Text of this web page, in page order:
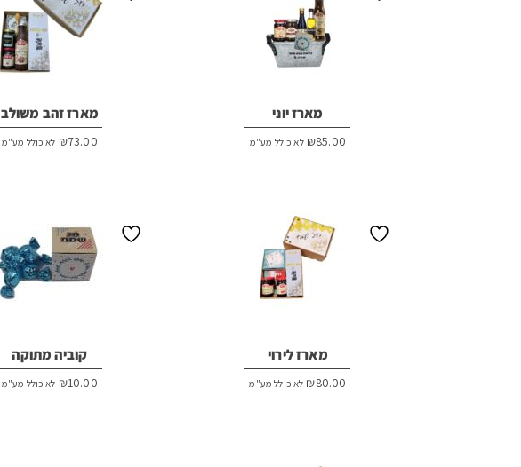
מארז יוני
₪85.00 לא כולל מע"מ
מארז זהב משולב
₪73.00 לא כולל מע"מ
מארז לירוי
₪80.00 לא כולל מע"מ
קוביה מתוקה
₪10.00 לא כולל מע"מ